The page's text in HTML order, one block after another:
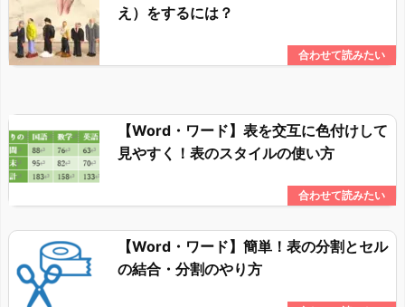
え）をするには？
【Word・ワード】表を交互に色付けして
見やすく！表のスタイルの使い方
【Word・ワード】簡単！表の分割とセル
の結合・分割のやり方